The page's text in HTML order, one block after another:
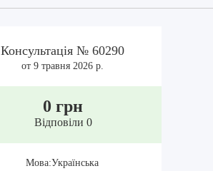
Консультація № 60290
от 9 травня 2026 р.
0 грн
Відповіли 0
Мова:Українська